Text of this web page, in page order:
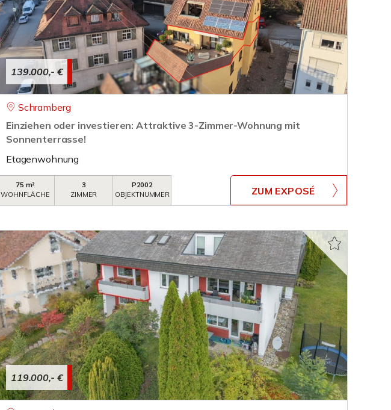
139.000,- €
Schramberg
Einziehen oder investieren: Attraktive 3-Zimmer-Wohnung mit
Sonnenterrasse!
Etagenwohnung
75 m²
WOHNFLÄCHE
3
ZIMMER
P2002
OBJEKTNUMMER
ZUM EXPOSÉ
119.000,- €